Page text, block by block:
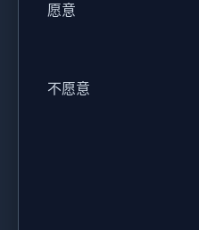
愿意
不愿意